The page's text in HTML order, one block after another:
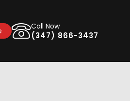
Call Now
(347) 866-3437